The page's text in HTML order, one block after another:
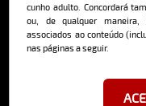
cunho adulto. Concordará
ou, de qualquer maneira,
associados ao conteúdo
nas páginas a seguir.
Cadastre-
deliciosa